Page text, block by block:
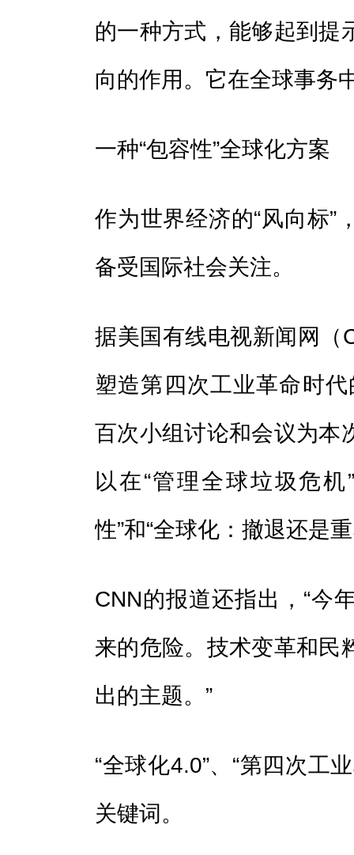
的一种方式，能够起到提
向的作用。它在全球事务
一种“包容性”全球化方案
作为世界经济的“风向标”
备受国际社会关注。
据美国有线电视新闻网（
塑造第四次工业革命时
百次小组讨论和会议为本
以在“管理全球垃圾危
性”和“全球化：撤退还是
CNN的报道还指出，“今
来的危险。技术变革和民
出的主题。”
“全球化4.0”、“第四次工
关键词。